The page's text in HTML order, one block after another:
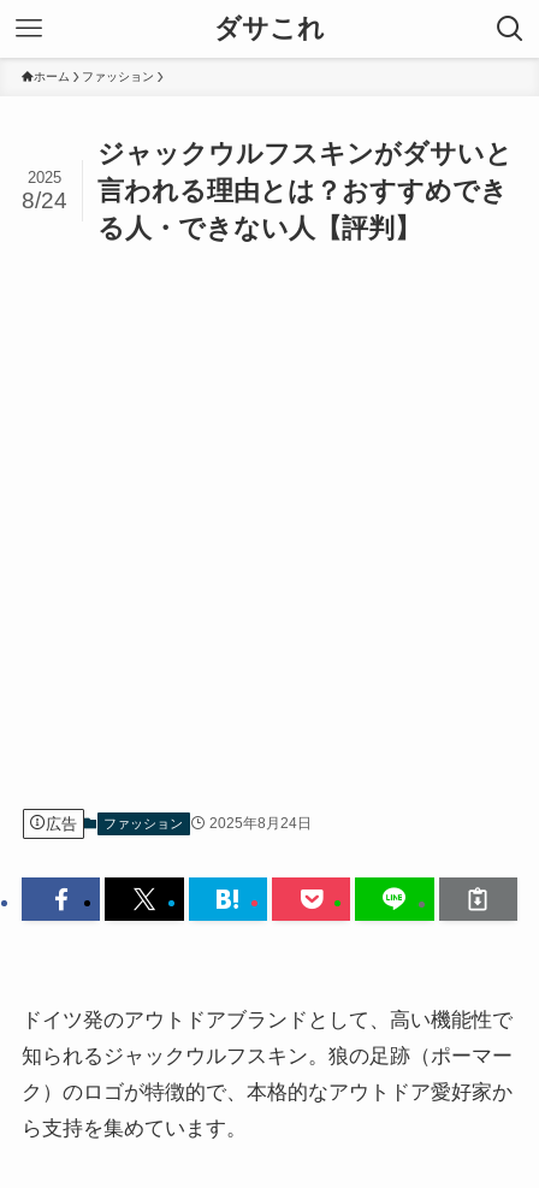
ダサこれ
ホーム ファッション
ジャックウルフスキンがダサいと
言われる理由とは？おすすめでき
る人・できない人【評判】
2025
8/24
広告 ファッション 2025年8月24日
ドイツ発のアウトドアブランドとして、高い機能性で
知られるジャックウルフスキン。狼の足跡（ポーマー
ク）のロゴが特徴的で、本格的なアウトドア愛好家か
ら支持を集めています。